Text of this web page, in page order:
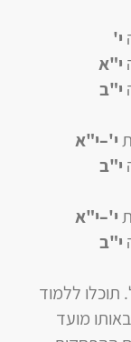
י'
י"א
י"ב
י'–י"א
י"ב
י'–י"א
י"ב
תוכלו ללמוד
מועד